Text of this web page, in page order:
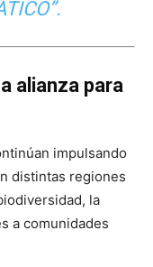
alianza para
impulsando
distintas regiones
la
a comunidades